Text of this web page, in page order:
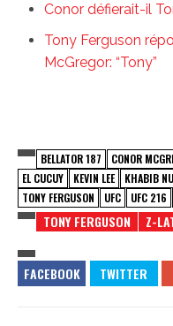
Conor défierait-il
Tony Ferguson
McGregor: “Tony”
BELLATOR 187 CONOR
EL CUCUY
KEVIN LEE KHABIB
TONY FERGUSON
UFC UFC 216
TONY FERGUSON Z-